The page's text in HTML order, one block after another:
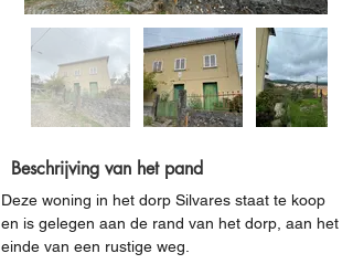
Beschrijving van het pand
Deze woning in het dorp Silvares staat te koop
en is gelegen aan de rand van het dorp, aan het
einde van een rustige weg.